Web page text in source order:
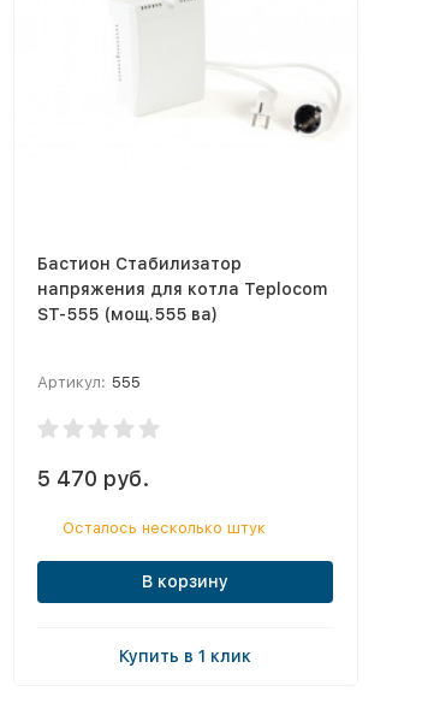
Бастион Стабилизатор
напряжения для котла Teplocom
ST-555 (мощ.555 ва)
Артикул: 555
5 470 руб.
Осталось несколько штук
В корзину
Купить в 1 клик